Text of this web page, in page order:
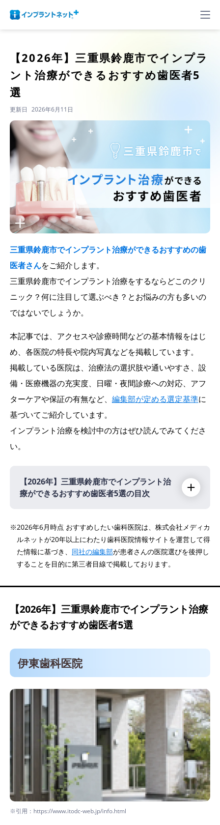
【2026年】三重県鈴鹿市でインプラ
ント治療ができるおすすめ歯医者5
選
更新日 2026年6月11日
三重県鈴鹿市でインプラント治療ができるおすすめの歯
医者さんをご紹介します。
三重県鈴鹿市でインプラント治療をするならどこのクリ
ニック？何に注目して選ぶべき？とお悩みの方も多いの
ではないでしょうか。
本記事では、アクセスや診療時間などの基本情報をはじ
め、各医院の特長や院内写真などを掲載しています。
掲載している医院は、治療法の選択肢や通いやすさ、設
備・医療機器の充実度、日曜・夜間診療への対応、アフ
ターケアや保証の有無など、 編集部が定める選定基準に
基づいてご紹介しています。
インプラント治療を検討中の方はぜひ読んでみてくださ
い。
【2026年】 三重県鈴鹿市でインプラント治
療ができるおすすめ歯医者5選の目次
伊東歯科医院
岩沢歯科
医療法人 緑和会 鈴鹿グリーン歯科
医療法人社団 和椛会 もみじ歯科
※2026年6月時点 おすすめしたい歯科医院は、株式会社メディカ
ルネットが20年以上にわたり歯科医院情報サイトを運営して得
た情報に基づき、 同社の編集部が患者さんの医院選びを後押し
することを目的に第三者目線で掲載しております。
【2026年】 三重県鈴鹿市でインプラント治療
ができるおすすめ歯医者5選
伊東歯科医院
※引用：https://www.itodc-web.jp/info.html